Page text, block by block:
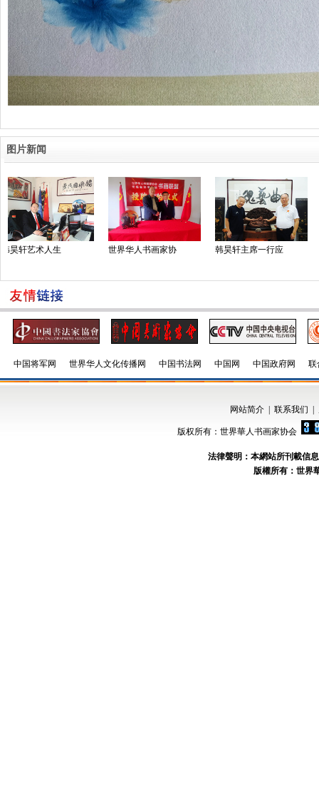
图片新闻
人生 世界华人书画家协 韩昊轩主席一行应
中国将军网 世界华人文化传播网 中国书法网 中国网 中国政府网 联
网站简介| 联系我们
版权所有：世界華人书画家协会
法律聲明：本網站所刊載信
版權所有：世界